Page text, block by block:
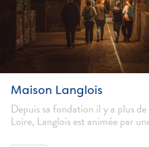
Maison Langlois
Depuis sa fondation il y a plus de
Loire, Langlois est animée par